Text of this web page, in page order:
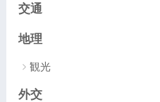
交通
地理
観光
外交